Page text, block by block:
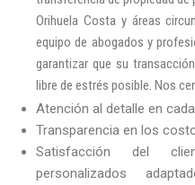
Orihuela Costa y áreas
equipo de abogados y
garantizar que su
libre de estrés posible. Nos
Atención al detalle en
Transparencia en los
Satisfacción del
personalizados